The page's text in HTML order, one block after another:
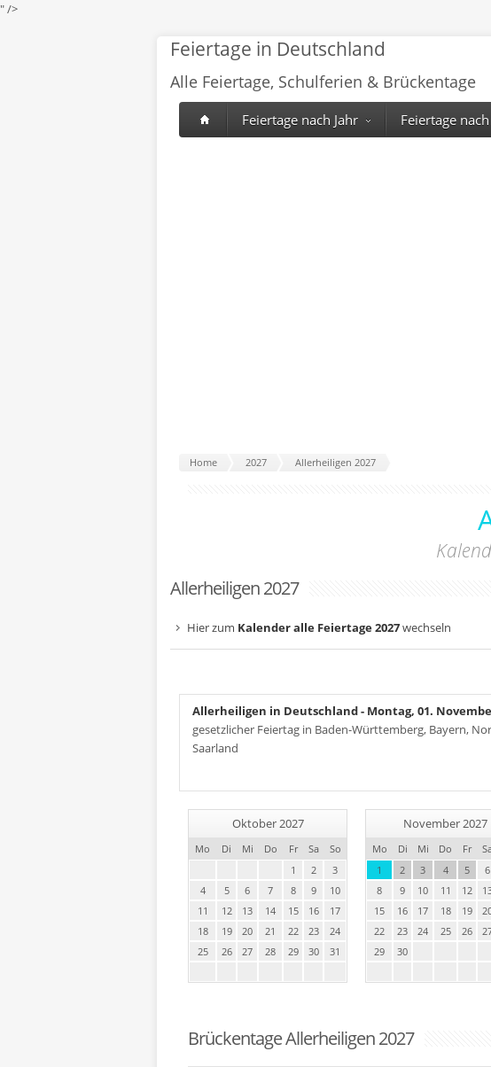
" />
Feiertage in Deutschland
Alle Feiertage, Schulferien & Brückentage
Feiertage nach Jahr Feiertage
Home 2027 Allerheiligen 2027
Allerheiligen 2027
Hier zum Kalender alle Feiertage 2027wechseln
Allerheiligen in Deutschland- Montag, 01.
gesetzlicher Feiertag in Baden-Württemberg, Bayern,
Saarland
Oktober 2027
Mo Di Mi Do Fr Sa
So
1
2
3
4
5 6 7 8 9
10
11
12 13 14 15 16
17
18
19 20 21 22 23
24
25
26 27 28 29 30 31
November 2027
Mo Di Mi Do Fr
1
2 3 4 5 6
8
9 10 11 12
15
16 17 18 19
22
23 24 25 26
29
30
Brückentage Allerheiligen 2027